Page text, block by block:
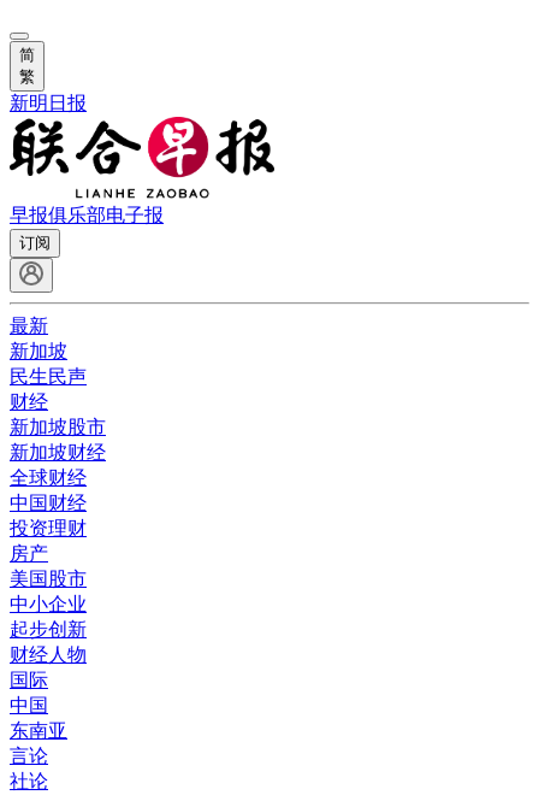
简
繁
新明日报
早报俱乐部电子报
订阅
最新
新加坡
民生民声
财经
新加坡股市
新加坡财经
全球财经
中国财经
投资理财
房产
美国股市
中小企业
起步创新
财经人物
国际
中国
东南亚
言论
社论